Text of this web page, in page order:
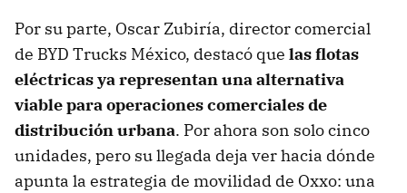
Por su parte, Oscar Zubiría, director comercial
de BYD Trucks México, destacó que las flotas
eléctricas ya representan una alternativa
viable para operaciones comerciales de
distribución urbana. Por ahora son solo cinco
unidades, pero su llegada deja ver hacia dónde
apunta la estrategia de movilidad de Oxxo: una